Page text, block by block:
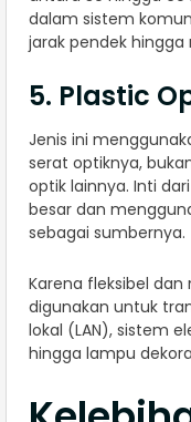
dalam sistem
jarak pendek hingga
5. Plastic
Jenis ini
serat optiknya,
optik lainnya. Inti dari
besar dan
sebagai sumbernya.
Karena fleksibel dan
digunakan untuk
lokal (LAN), sistem
hingga lampu